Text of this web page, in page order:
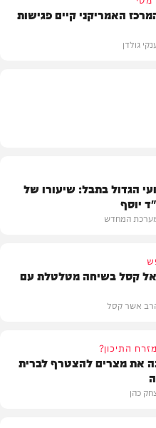
האמריקני קיים פגישות
גולדן
הגדול בתבל: שיעורו של
יוסף
המחדש
קסל בשיחה מטלטלת עם
אשר קסל
התיכון?
את מצרים להצטרף לברית
כהן